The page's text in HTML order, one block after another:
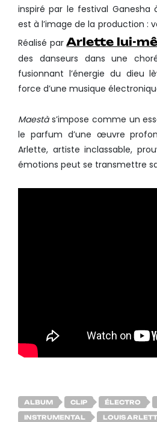
inspiré par le festival Ganesha
est à l’image de la production :
Réalisé parArlette lui-
des danseurs dans une
fusionnant l’énergie du dieu
force d’une musique
Maestàs’impose comme un
le parfum d’une œuvre
Arlette, artiste inclassable,
émotions peut se transmettre
ALBUM CLIP ÉLECTRO
INSTRUMENTAL LOUIS